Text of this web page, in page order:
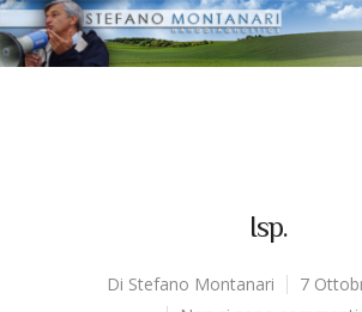
Isp.
Di Stefano Montanari
7